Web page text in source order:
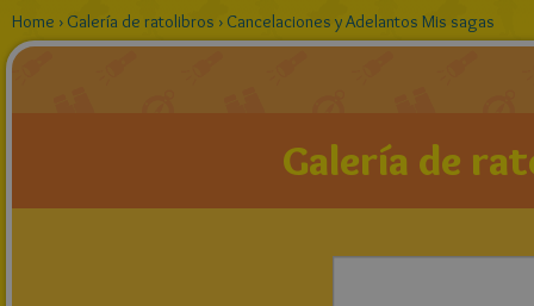
Home › Galería de ratolibros › Cancelaciones y Adelantos Mis sagas
Galería de